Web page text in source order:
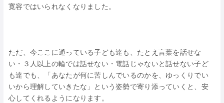
寛容ではいられなくなりました。
ただ、今ここに通っている子ども達も、たとえ言葉を話せな
い・３人以上の輪では話せない・電話じゃないと話せない子ど
も達でも、「あなたが何に苦しんでいるのかを、ゆっくりでい
いから理解していきたな」という姿勢で寄り添っていくと、安
心してくれるようになります。